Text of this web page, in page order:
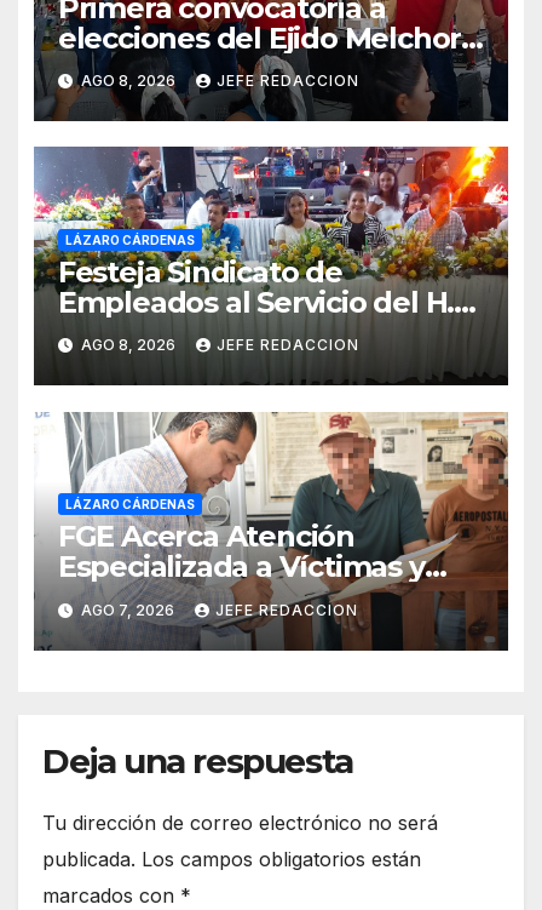
Primera convocatoria a
elecciones del Ejido Melchor
Ocampo en Lázaro Cárdenas
el domingo
AGO 8, 2026 JEFE REDACCION
LÁZARO CÁRDENAS
Festeja Sindicato de
Empleados al Servicio del H.
Ayuntamiento de LZC Día del
Empleado Municipal
AGO 8, 2026 JEFE REDACCION
LÁZARO CÁRDENAS
FGE Acerca Atención
Especializada a Víctimas y
Ciudadanía de Coalcomán
AGO 7, 2026 JEFE REDACCION
Deja una respuesta
Tu dirección de correo electrónico no será
publicada. Los campos obligatorios están
marcados con *